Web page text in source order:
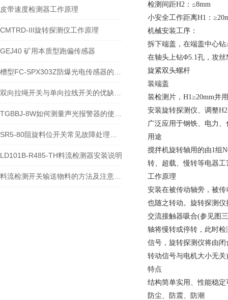
皮带速度检测器工作原理
CMTRD-III旋转探测仪工作原理
GEJ40 矿用本质型跑偏传感器
LD101B-R485-TH料流检测器安装说明
检测间距H2：≤8mm
小安全工作距离H1：
机械安装工序：
拆下端盖，在端盖中心
在轴头上钻Φ5.1孔，攻丝
旋紧双头螺杆
装端盖
装检测片，H1≥20mm并
安装旋转探测仪、调整
广泛应用于钢铁、电力
用途
搅拌机旋转轴用的由1组
转、超载、慢转等电器
工作原理
安装在被传动轴旁，被
也随之转动。旋转探测
交流接触器吸合(参见图
轴将慢转或停转，此时
信号，旋转探测仪将由
转动信号与电机大小无关
特点
结构简单实用、性能稳定
防尘、防震、防潮